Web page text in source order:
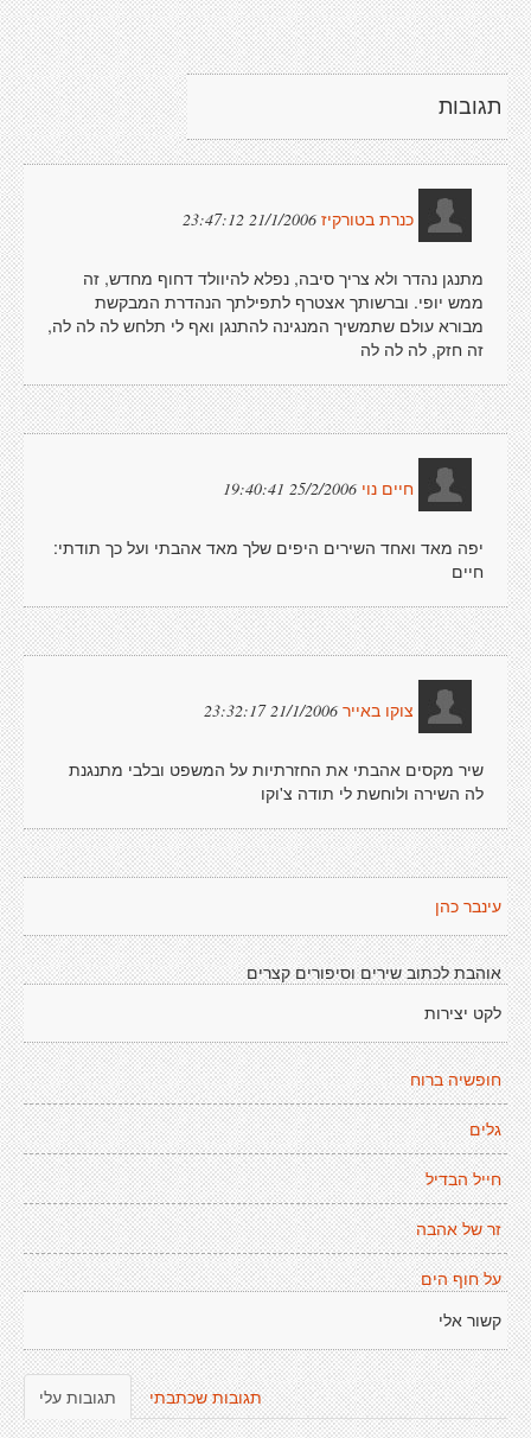
תגובות
כנרת בטורקיז 21/1/2006 23:47:12
מתנגן נהדר ולא צריך סיבה, נפלא להיוולד דחוף מחדש, זה
ממש יופי. וברשותך אצטרף לתפילתך הנהדרת המבקשת
מבורא עולם שתמשיך המנגינה להתנגן ואף לי תלחש לה לה לה,
זה חזק, לה לה לה
חיים נוי 25/2/2006 19:40:41
יפה מאד ואחד השירים היפים שלך מאד אהבתי ועל כך תודתי:
חיים
צוקו באייר 21/1/2006 23:32:17
שיר מקסים אהבתי את החזרתיות על המשפט ובלבי מתנגנת
לה השירה ולוחשת לי תודה צ'וקו
עינבר כהן
אוהבת לכתוב שירים וסיפורים קצרים
לקט יצירות
חופשיה ברוח
גלים
חייל הבדיל
זר של אהבה
על חוף הים
קשור אלי
תגובות עלי תגובות שכתבתי